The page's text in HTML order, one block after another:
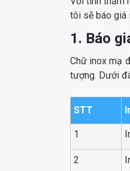
tôi sẽ báo giá
1. Báo
Chữ inox mạ
tượng. Dưới
STT
1
2